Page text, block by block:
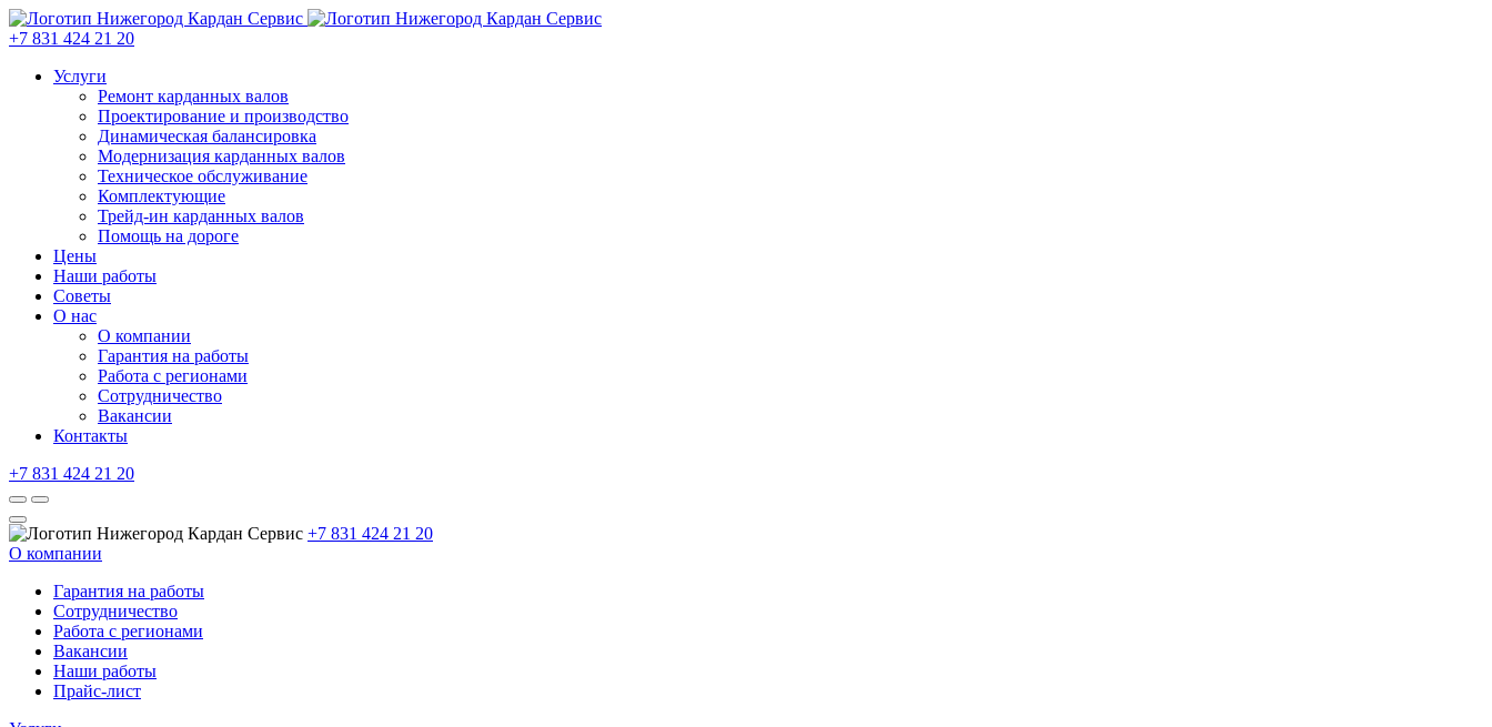
+7 831 424 21 20
Услуги
Ремонт карданных валов
Проектирование и производство
Динамическая балансировка
Модернизация карданных валов
Техническое обслуживание
Комплектующие
Трейд-ин карданных валов
Помощь на дороге
Цены
Наши работы
Советы
О нас
О компании
Гарантия на работы
Работа с регионами
Сотрудничество
Вакансии
Контакты
+7 831 424 21 20
+7 831 424 21 20
О компании
Гарантия на работы
Сотрудничество
Работа с регионами
Вакансии
Наши работы
Прайс-лист